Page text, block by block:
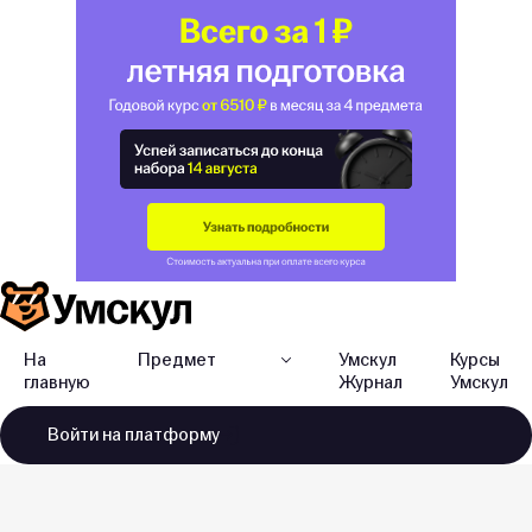
На
главную
Предмет
Умскул
Журнал
Курсы
Умскул
Войти на платформу